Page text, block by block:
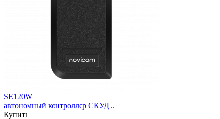
SE120W
автономный контроллер СКУД...
Купить